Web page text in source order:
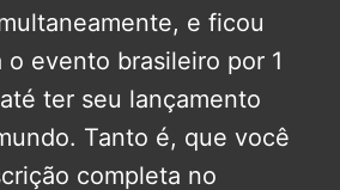
e ficou
o evento brasileiro por 1
ter seu lançamento
Tanto é, que você
completa no